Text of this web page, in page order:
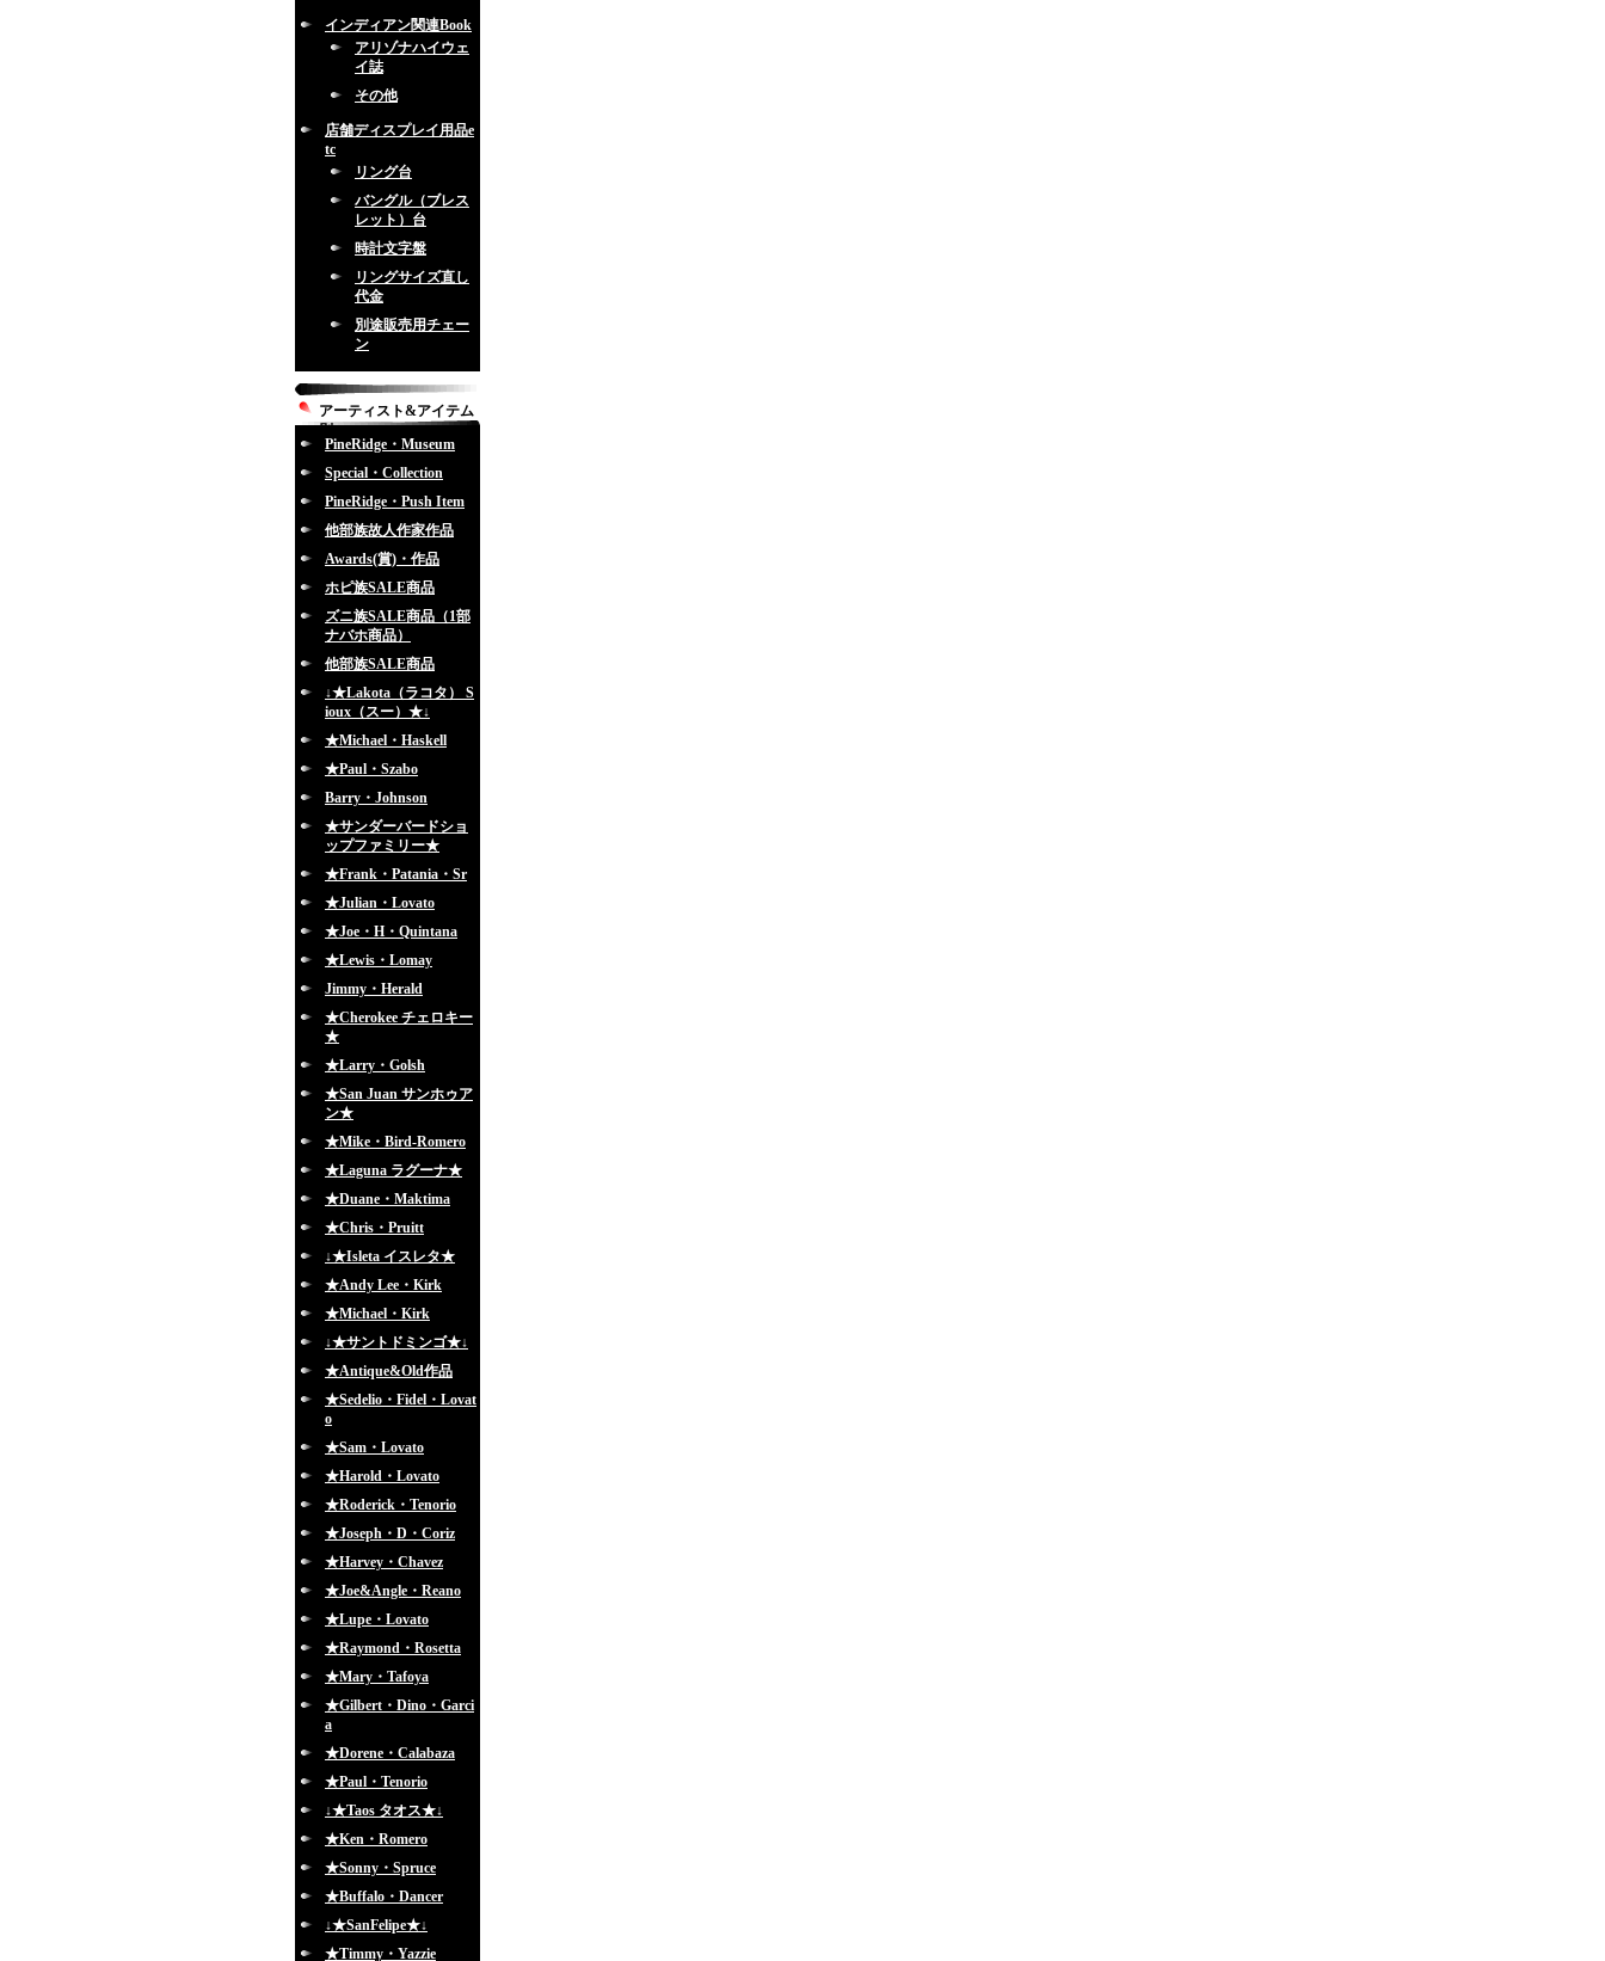
インディアン関連Book
アリゾナハイウェ
イ誌
その他
店舗ディスプレイ用品e
tc
リング台
バングル（ブレス
レット）台
時計文字盤
リングサイズ直し
代金
別途販売用チェー
ン
アーティスト&アイテム
別
PineRidge・Museum
Special・Collection
PineRidge・Push Item
他部族故人作家作品
Awards(賞)・作品
ホピ族SALE商品
ズニ族SALE商品（1部
ナバホ商品）
他部族SALE商品
↓★Lakota（ラコタ） S
ioux（スー）★↓
★Michael・Haskell
★Paul・Szabo
Barry・Johnson
★サンダーバードショ
ップファミリー★
★Frank・Patania・Sr
★Julian・Lovato
★Joe・H・Quintana
★Lewis・Lomay
Jimmy・Herald
★Cherokee チェロキー
★
★Larry・Golsh
★San Juan サンホゥア
ン★
★Mike・Bird-Romero
★Laguna ラグーナ★
★Duane・Maktima
★Chris・Pruitt
↓★Isleta イスレタ★
★Andy Lee・Kirk
★Michael・Kirk
↓★サントドミンゴ★↓
★Antique&Old作品
★Sedelio・Fidel・Lovat
o
★Sam・Lovato
★Harold・Lovato
★Roderick・Tenorio
★Joseph・D・Coriz
★Harvey・Chavez
★Joe&Angle・Reano
★Lupe・Lovato
★Raymond・Rosetta
★Mary・Tafoya
★Gilbert・Dino・Garci
a
★Dorene・Calabaza
★Paul・Tenorio
↓★Taos タオス★↓
★Ken・Romero
★Sonny・Spruce
★Buffalo・Dancer
↓★SanFelipe★↓
★Timmy・Yazzie